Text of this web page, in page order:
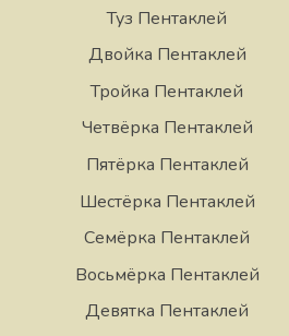
Туз Пентаклей
Двойка Пентаклей
Тройка Пентаклей
Четвёрка Пентаклей
Пятёрка Пентаклей
Шестёрка Пентаклей
Семёрка Пентаклей
Восьмёрка Пентаклей
Девятка Пентаклей